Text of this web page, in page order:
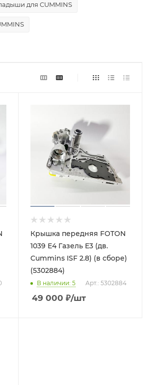
для CUMMINS
Крышка передняя FOTON
1039 Е4 Газель Е3 (дв.
Cummins ISF 2.8) (в сборе)
(5302884)
В наличии: 5 Арт.: 5302884
49 000 ₽/шт